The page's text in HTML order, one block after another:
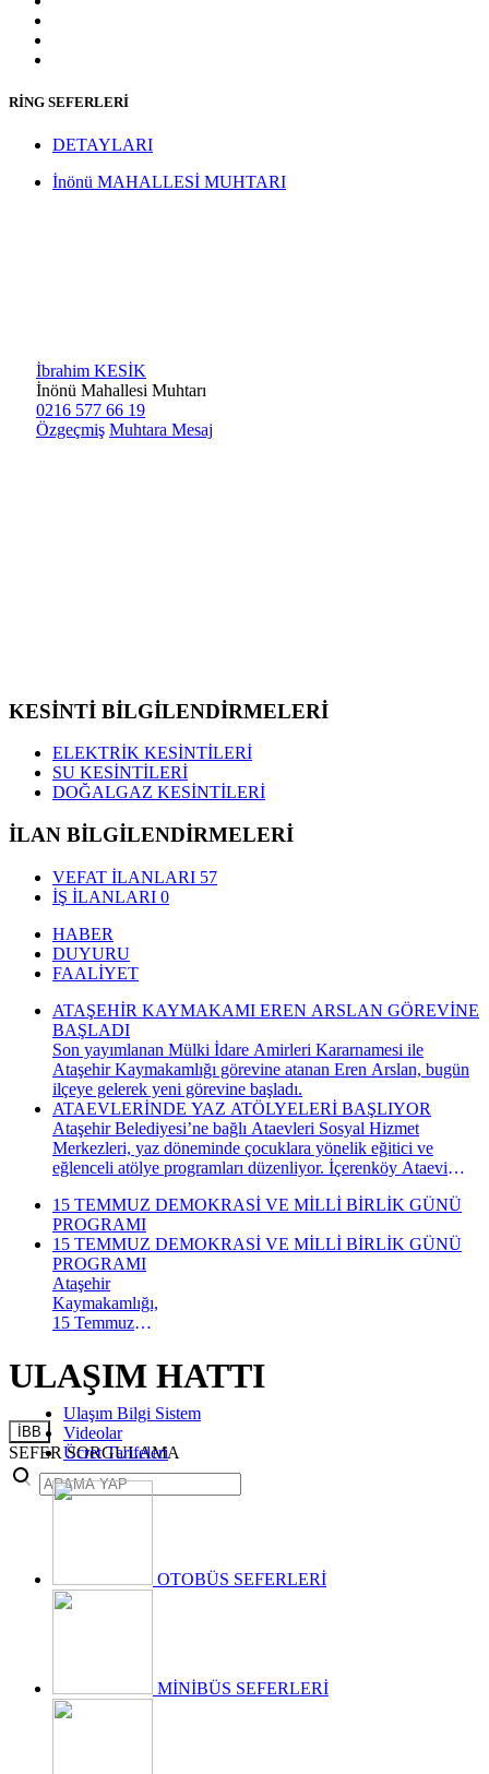
RİNG SEFERLERİ
DETAYLARI
İnönü MAHALLESİ MUHTARI
İbrahim KESİK
İnönü Mahallesi Muhtarı
0216 577 66 19
Özgeçmiş Muhtara Mesaj
KESİNTİ BİLGİLENDİRMELERİ
ELEKTRİK KESİNTİLERİ
SU KESİNTİLERİ
DOĞALGAZ KESİNTİLERİ
İLAN BİLGİLENDİRMELERİ
VEFAT İLANLARI 57
İŞ İLANLARI 0
HABER
DUYURU
FAALİYET
ATAŞEHİR KAYMAKAMI EREN ARSLAN GÖREVİNE
BAŞLADI
Son yayımlanan Mülki İdare Amirleri Kararnamesi ile
Ataşehir Kaymakamlığı görevine atanan Eren Arslan, bugün
ilçeye gelerek yeni görevine başladı.
ATAEVLERİNDE YAZ ATÖLYELERİ BAŞLIYOR
Ataşehir Belediyesi’ne bağlı Ataevleri Sosyal Hizmet
Merkezleri, yaz döneminde çocuklara yönelik eğitici ve
eğlenceli atölye programları düzenliyor. İçerenköy Ataevi
kapsamında çocuklar hem yeni beceriler kazanacak hem de
keyifli bir yaz dönemi geçirecek.
15 TEMMUZ DEMOKRASİ VE MİLLİ BİRLİK GÜNÜ
PROGRAMI
15 TEMMUZ DEMOKRASİ VE MİLLİ BİRLİK GÜNÜ
PROGRAMI
Ataşehir
Kaymakamlığı,
15 Temmuz
Millî Birlik
Günü
kapsamında
düzenlenecek
anma
programının
takvimini
açıkladı. "İrade
gerçekleştirilecek
etkinlikler, 15-
düzenlenecek.
ULAŞIM HATTI
İBB
SEFER SORGULAMA
Ulaşım Bilgi Sistem
Videolar
Ücret Tarifeleri
OTOBÜS SEFERLERİ
MİNİBÜS SEFERLERİ